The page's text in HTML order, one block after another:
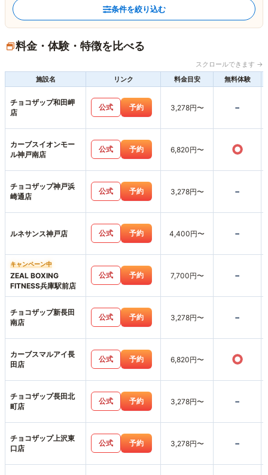
条件を絞り込む
料金・体験・特徴を比べる
スクロールできます →
施設名
リンク 料金目安 無料体験
チョコザップ和田岬
店
公式 予約 3,278円〜 -
カーブスイオンモー
ル神戸南店
公式 予約 6,820円〜 ○
チョコザップ神戸浜
崎通店
公式 予約 3,278円〜 -
ルネサンス神戸店 公式 予約 4,400円〜 -
キャンペーン中
ZEAL BOXING
FITNESS兵庫駅前店
公式 予約 7,700円〜 -
チョコザップ新長田
南店
公式 予約 3,278円〜 -
カーブスマルアイ長
田店
公式 予約 6,820円〜 ○
チョコザップ長田北
町店
公式 予約 3,278円〜 -
チョコザップ上沢東
口店
公式 予約 3,278円〜 -